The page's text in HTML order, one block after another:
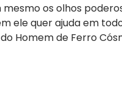
os olhos
ele quer ajuda em
Homem de Ferro